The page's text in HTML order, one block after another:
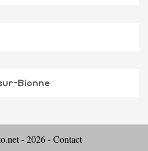
Bionne
- 2026 -Contact